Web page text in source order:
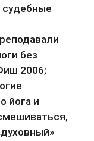
судебные
без
2006;
йога и